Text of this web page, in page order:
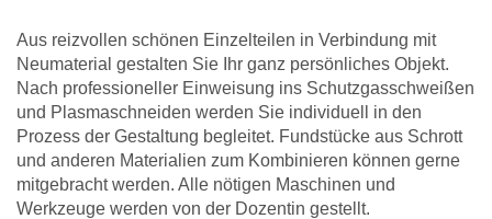
Aus reizvollen schönen Einzelteilen in Verbindung mit
Neumaterial gestalten Sie Ihr ganz persönliches Objekt.
Nach professioneller Einweisung ins Schutzgasschweißen
und Plasmaschneiden werden Sie individuell in den
Prozess der Gestaltung begleitet. Fundstücke aus Schrott
und anderen Materialien zum Kombinieren können gerne
mitgebracht werden. Alle nötigen Maschinen und
Werkzeuge werden von der Dozentin gestellt.